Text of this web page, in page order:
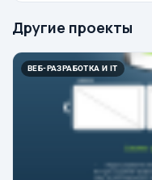
Другие проекты
ВЕБ-РАЗРАБОТКА И IT